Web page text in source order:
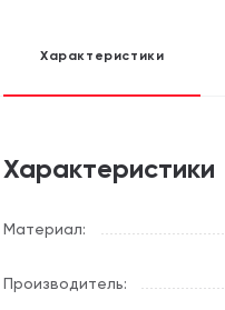
Характеристики
Характеристики
Материал:
Производитель: